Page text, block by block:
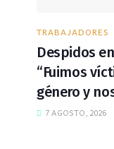
TRABAJADORES
Despidos
“Fuimos
género y
7 AGOSTO, 2026